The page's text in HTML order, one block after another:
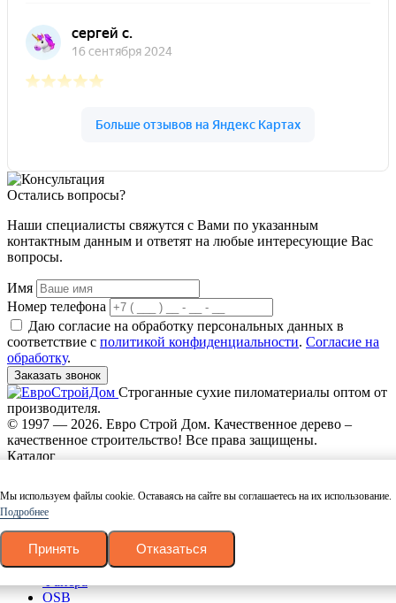
Остались вопросы?
Наши специалисты свяжутся с Вами по указанным
контактным данным и ответят на любые интересующие Вас
вопросы.
Имя
Номер телефона
Даю согласие на обработку персональных данных в
соответствие с политикой конфиденциальности. Согласие на
обработку.
Заказать звонок
Строганные сухие пиломатериалы оптом от
производителя.
© 1997 — 2026. Евро Строй Дом. Качественное дерево –
качественное строительство! Все права защищены.
Каталог
Брус
Брусок
Блок-хаус
Вагонка
Имитация бруса
OSB
Мы используем файлы cookie. Оставаясь на сайте вы соглашаетесь на их использование.
Подробнее
Принять Отказаться